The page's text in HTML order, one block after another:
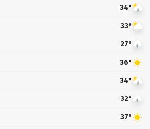
34°
33°
27°
36°
34°
32°
37°